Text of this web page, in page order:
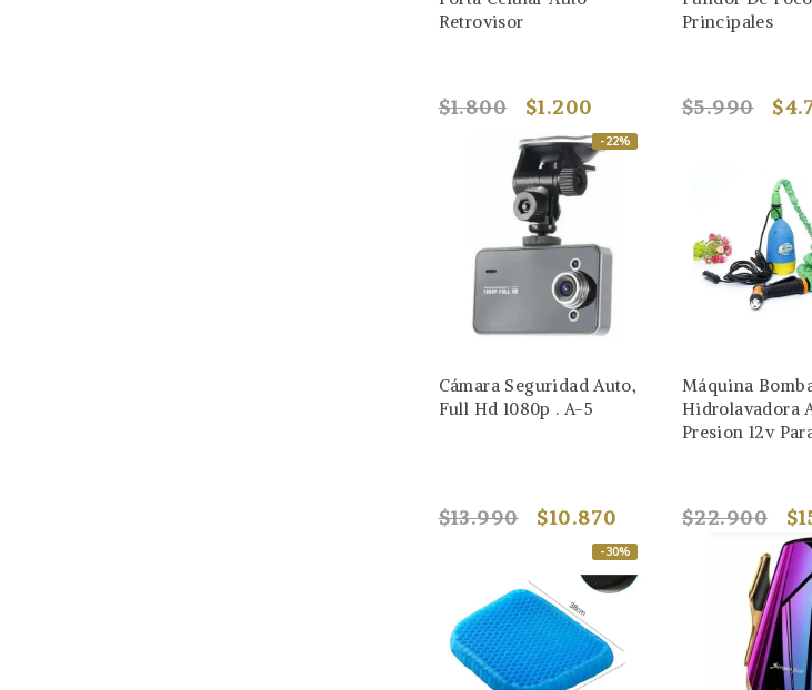
Retrovisor
$1.800 $1.200
Principales
$5.990
-22%
Cámara Seguridad Auto,
Full Hd 1080p . A-5
$13.990 $10.870
Máquina
Hidrolavadora
Presion 12v
$22.900
-30%